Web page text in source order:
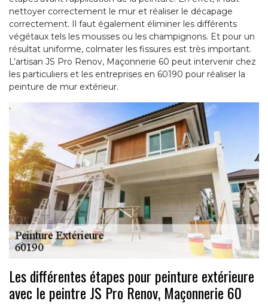
nettoyer correctement le mur et réaliser le décapage
correctement. Il faut également éliminer les différents
végétaux tels les mousses ou les champignons. Et pour un
résultat uniforme, colmater les fissures est très important.
L’artisan JS Pro Renov, Maçonnerie 60 peut intervenir chez
les particuliers et les entreprises en 60190 pour réaliser la
peinture de mur extérieur.
Les différentes étapes pour peinture extérieure
avec le peintre JS Pro Renov, Maçonnerie 60